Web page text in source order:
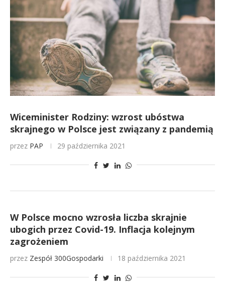
Wiceminister Rodziny: wzrost ubóstwa
skrajnego w Polsce jest związany z pandemią
przez PAP 29 października 2021
W Polsce mocno wzrosła liczba skrajnie
ubogich przez Covid-19. Inflacja kolejnym
zagrożeniem
przez Zespół 300Gospodarki 18 października 2021